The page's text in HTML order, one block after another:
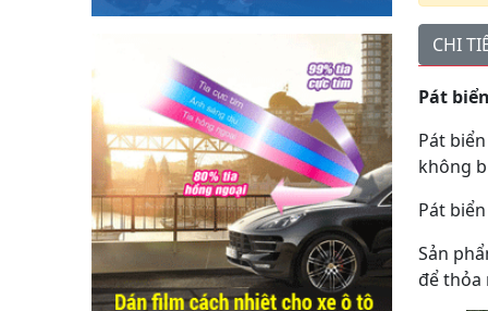
CHI
Pát
Pát
không
Pát
Sản
để thỏa